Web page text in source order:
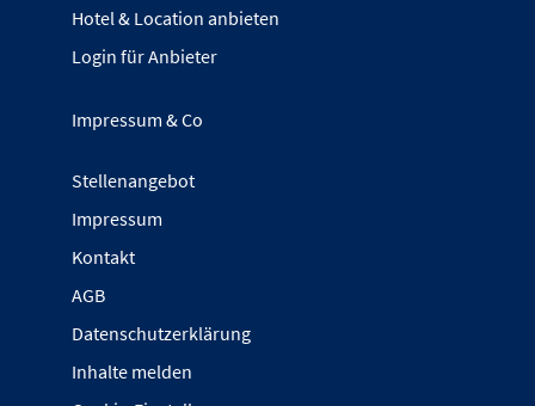
Hotel & Location anbieten
Login für Anbieter
Impressum & Co
Stellenangebot
Impressum
Kontakt
AGB
Datenschutzerklärung
Inhalte melden